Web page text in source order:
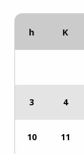
h K
3 4
10 11